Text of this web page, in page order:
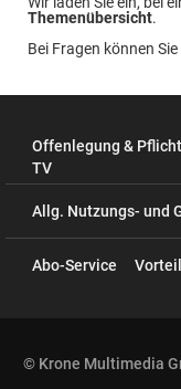
Themenübersicht.
Bei Fragen können
Offenlegung &
TV
Allg. Nutzungs- und
Abo-Service
© Krone Multimedia